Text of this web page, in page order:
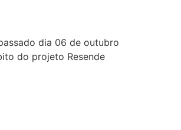
dia 06 de outubro
do projeto Resende